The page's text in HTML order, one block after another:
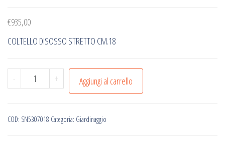
€935,00
COLTELLO DISOSSO STRETTO CM.18
-
COLTELLO
DISOSSO
CM.18
+ Aggiungi al carrello
COD: SN5307018 Categoria: Giardinaggio